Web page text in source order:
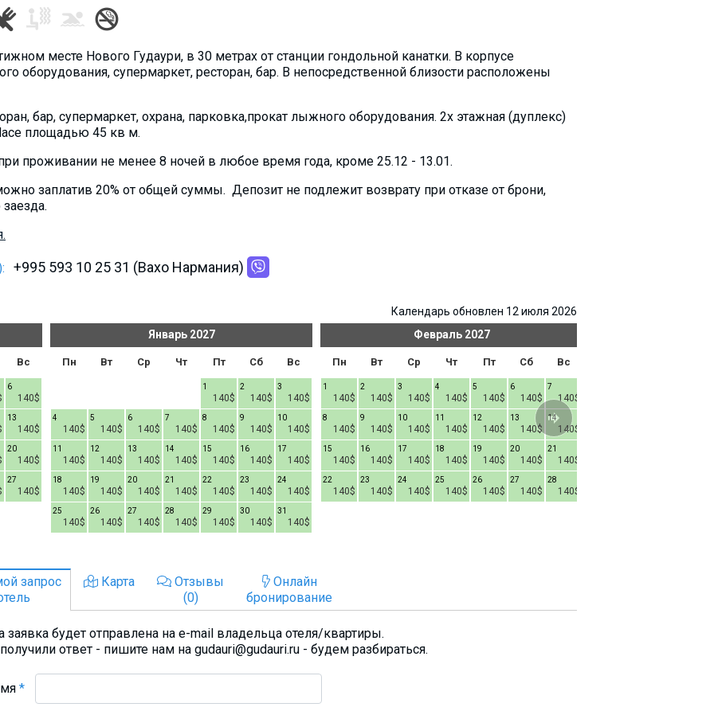
месте Нового Гудаури, в 30 метрах от станции гондольной канатки. В корпусе
оборудования, супермаркет, ресторан, бар. В непосредственной близости расположены
бар, супермаркет, охрана, парковка,прокат лыжного оборудования. 2х этажная (дуплекс)
площадью 45 кв м.
проживании не менее 8 ночей в любое время года, кроме 25.12 - 13.01.
заплатив 20% от общей суммы. Депозит не подлежит возврату при отказе от брони,
+995 593 10 25 31 (Вахо Нармания)
Календарь обновлен 12 июля 2026
Вс
140$
6
140$
13
140$
20
140$
27
Январь 2027
Пн Вт Ср Чт Пт Сб Вс
140$
1
140$
2
140$
3
140$
4
140$
5
140$
6
140$
7
140$
8
140$
9
140$
10
140$
11
140$
12
140$
13
140$
14
140$
15
140$
16
140$
17
140$
18
140$
19
140$
20
140$
21
140$
22
140$
23
140$
24
140$
25
140$
26
140$
27
140$
28
140$
29
140$
30
140$
31
Февраль 2027
Пн Вт Ср Чт Пт Сб Вс
140$
1
140$
2
140$
3
140$
4
140$
5
140$
6
140$
7
140$
8
140$
9
140$
10
140$
11
140$
12
140$
13
140$
14
140$
15
140$
16
140$
17
140$
18
140$
19
140$
20
140$
21
140$
22
140$
23
140$
24
140$
25
140$
26
140$
27
140$
28
запрос
Карта
Отзывы
(0)
Онлайн
бронирование
заявка будет отправлена на e-mail владельца отеля/квартиры.
ответ - пишите нам на gudauri@gudauri.ru - будем разбираться.
*